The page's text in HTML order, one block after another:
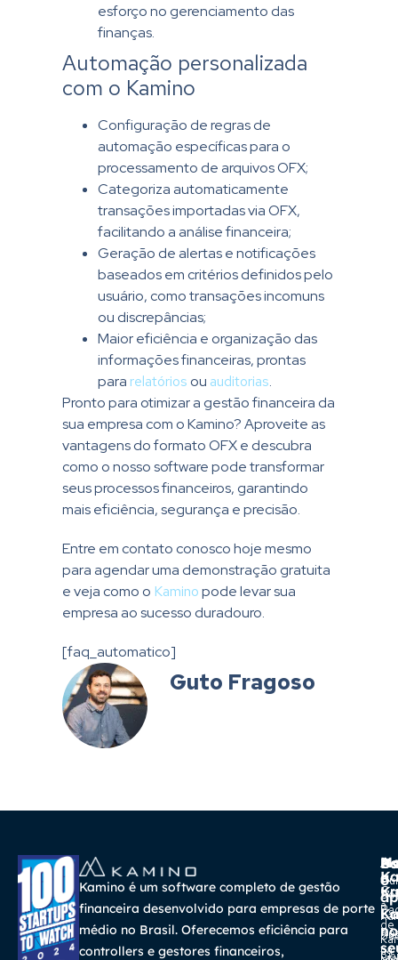
esforço no gerenciamento das
finanças.
Automação personalizada
com o Kamino
Configuração de regras de
automação específicas para o
processamento de arquivos OFX;
Categoriza automaticamente
transações importadas via OFX,
facilitando a análise financeira;
Geração de alertas e notificações
baseados em critérios definidos pelo
usuário, como transações incomuns
ou discrepâncias;
Maior eficiência e organização das
informações financeiras, prontas
para relatórios ou auditorias.
Pronto para otimizar a gestão financeira da
sua empresa com o Kamino? Aproveite as
vantagens do formato OFX e descubra
como o nosso software pode transformar
seus processos financeiros, garantindo
mais eficiência, segurança e precisão.
Entre em contato conosco hoje mesmo
para agendar uma demonstração gratuita
e veja como o Kaminopode levar sua
empresa ao sucesso duradouro.
[faq_automatico]
Guto Fragoso
Kamino é um software completo de gestão
financeira desenvolvido para empresas de porte
médio no Brasil. Oferecemos eficiência para
controllers e gestores financeiros,
A
a
na
a
de
o
no